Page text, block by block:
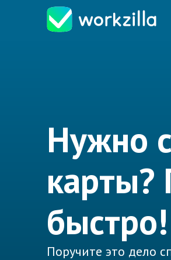
Нужно
быстро!
Поручите это дело